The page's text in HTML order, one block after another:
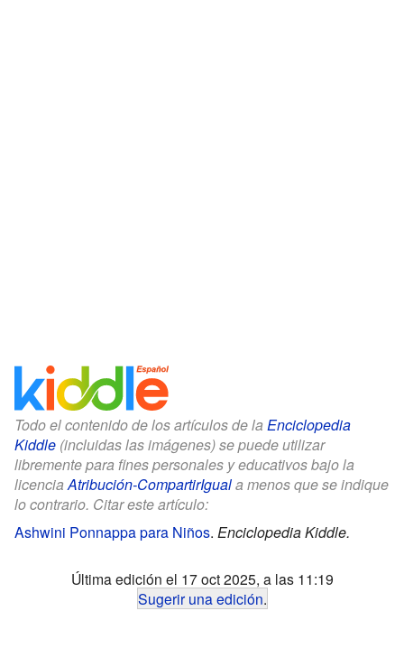
Todo el contenido de los artículos de la Enciclopedia
Kiddle (incluidas las imágenes) se puede utilizar
libremente para fines personales y educativos bajo la
licenciaAtribución-CompartirIguala menos que se indique
lo contrario. Citar este artículo:
Ashwini Ponnappa para Niños. Enciclopedia Kiddle.
Última edición el 17 oct 2025, a las 11:19
Sugerir una edición.